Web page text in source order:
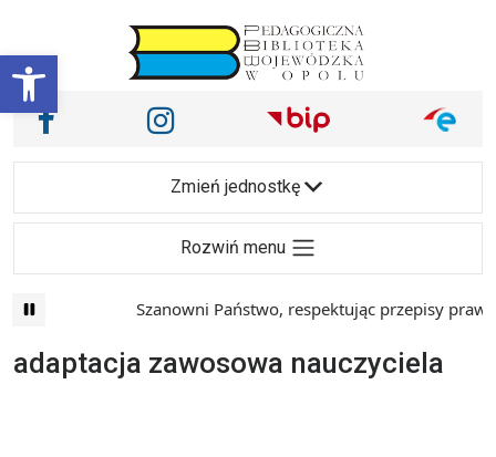
Otwórz pasek narzędzi
Main Navigation
Nasze media społecznościowe i inne
Facebook Instagram
Zmień jednostkę
Rozwiń menu
Szanowni Państwo, respektując przepisy
adaptacja zawosowa nauczyciela